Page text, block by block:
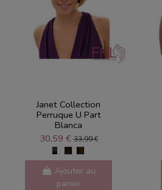
Janet Collection
Perruque U Part
Blanca
30,59 €33,99 €
Ajouter au
panier